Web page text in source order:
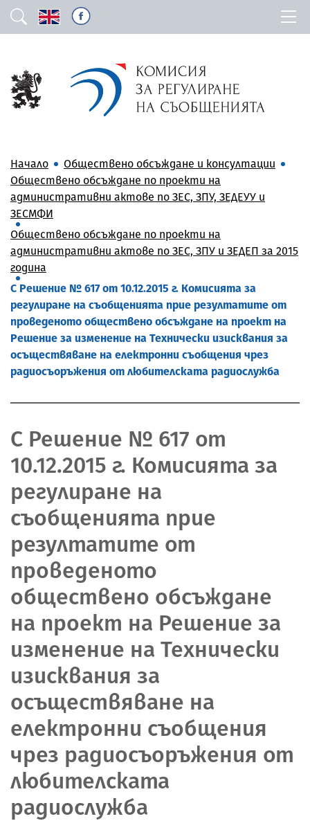
Начало
Обществено обсъждане и консултации
Обществено обсъждане по проекти на
административни актове по ЗЕС, ЗПУ, ЗЕДЕУУ и
ЗЕСМФИ
Обществено обсъждане по проекти на
административни актове по ЗЕС, ЗПУ и ЗЕДЕП за 2015
година
С Решение № 617 от 10.12.2015 г. Комисията за
регулиране на съобщенията прие резултатите от
проведеното обществено обсъждане на проект на
Решение за изменение на Технически изисквания за
осъществяване на електронни съобщения чрез
радиосъоръжения от любителската радиослужба
С Решение № 617 от
10.12.2015 г. Комисията за
регулиране на
съобщенията прие
резултатите от
проведеното
обществено обсъждане
на проект на Решение за
изменение на Технически
изисквания за
осъществяване на
електронни съобщения
чрез радиосъоръжения от
любителската
радиослужба